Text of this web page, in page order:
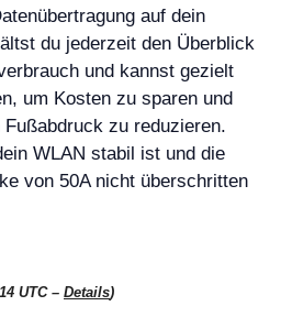
auf dein
du jederzeit den Überblick
und kannst gezielt
um Kosten zu sparen und
zu reduzieren.
WLAN stabil ist und die
von 50A nicht überschritten
UTC – Details)